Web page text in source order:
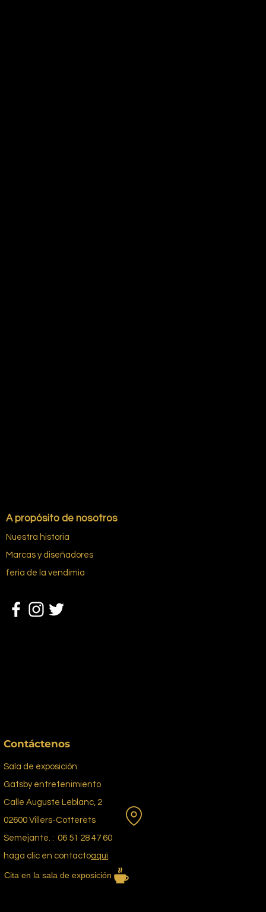
A propósito de nosotros
Nuestra historia
Marcas y diseñadores
feria de la vendimia
Contáctenos
Sala de exposición:
Gatsby entretenimiento
Calle Auguste Leblanc, 2
02600 Villers-Cotterets
Semejante. : 06 51 28 47 60
haga clic en contactoaquí.
Cita en la sala de exposición